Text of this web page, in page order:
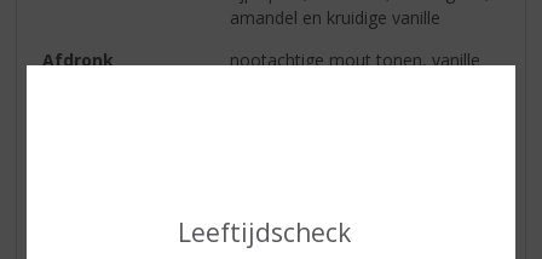
Leeftijdscheck
amandel en kruidige vanille
Afdronk
nootachtige mout tonen, vanille
Schrijf een review